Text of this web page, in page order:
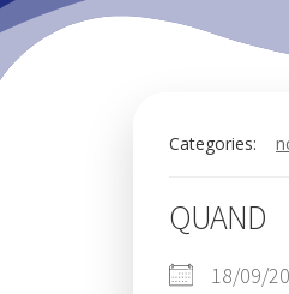
Categories:
QUAND
18/09/